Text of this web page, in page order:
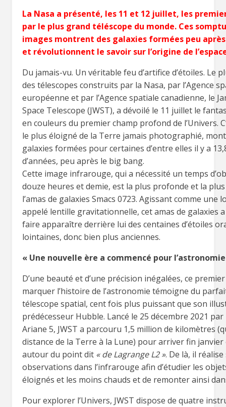
La Nasa a présenté, les 11 et 12 juillet, les
par le plus grand téléscope du monde. Ces
images montrent des galaxies formées peu
et révolutionnent le savoir sur l’origine de
Du jamais-vu. Un véritable feu d’artifice d’étoiles. Le
des télescopes construits par la Nasa, par l’Agence
européenne et par l’Agence spatiale canadienne, le
Space Telescope (JWST), a dévoilé le 11 juillet le
en couleurs du premier champ profond de l’Univers.
le plus éloigné de la Terre jamais photographié,
galaxies formées pour certaines d’entre elles il y a
d’années, peu après le big bang.
Cette image infrarouge, qui a nécessité un temps
douze heures et demie, est la plus profonde et la
l’amas de galaxies Smacs 0723. Agissant comme une
appelé lentille gravitationnelle, cet amas de galaxies
faire apparaître derrière lui des centaines d’étoiles
lointaines, donc bien plus anciennes.
« Une nouvelle ère a commencé pour
D’une beauté et d’une précision inégalées, ce
marquer l’histoire de l’astronomie témoigne du
télescope spatial, cent fois plus puissant que son
prédécesseur Hubble. Lancé le 25 décembre 2021
Ariane 5, JWST a parcouru 1,5 million de kilomètres
distance de la Terre à la Lune) pour arriver fin
autour du point dit « de Lagrange L2 ». De là, il réalise
observations dans l’infrarouge afin d’étudier les
éloignés et les moins chauds et de remonter ainsi
Pour explorer l’Univers, JWST dispose de quatre